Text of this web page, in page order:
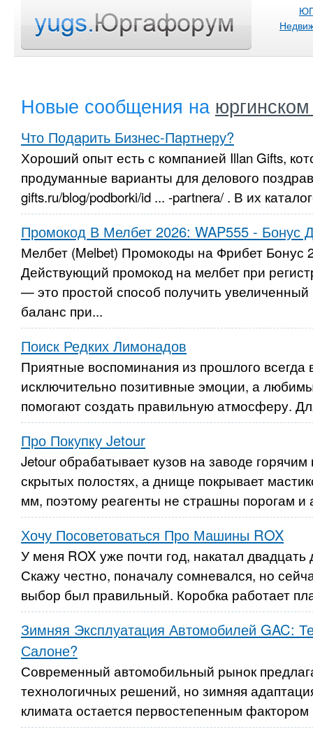
Новые сообщения на
Что Подарить Бизнес-Партнеру?
Хороший опыт есть с компанией Illan Gifts,
продуманные варианты для делового
gifts.ru/blog/podborki/id ... -partnera/ . В их
Промокод В Мелбет 2026: WAP555 - Бонус
Мелбет (Melbet) Промокоды на Фрибет Бонус
Действующий промокод на мелбет при
— это простой способ получить
баланс при...
Поиск Редких Лимонадов
Приятные воспоминания из прошлого всегда
исключительно позитивные эмоции, а
помогают создать правильную атмосферу.
Про Покупку Jetour
Jetour обрабатывает кузов на заводе горячим
скрытых полостях, а днище покрывает
мм, поэтому реагенты не страшны порогам и
Хочу Посоветоваться Про Машины ROX
У меня ROX уже почти год, накатал двадцать
Скажу честно, поначалу сомневался, но
выбор был правильный. Коробка работает
Зимняя Эксплуатация Автомобилей GAC:
Салоне?
Современный автомобильный рынок
технологичных решений, но зимняя
климата остается первостепенным